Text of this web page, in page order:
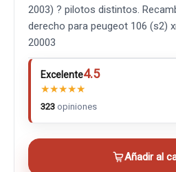
2003) ? pilotos distintos.
derecho para peugeot 106 (s2)
20003
Excelente4.5
★★★★★
323 opiniones
Añadir al